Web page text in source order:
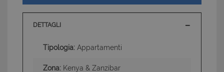
DETTAGLI
Tipologia: Appartamenti
Zona: Kenya & Zanzibar